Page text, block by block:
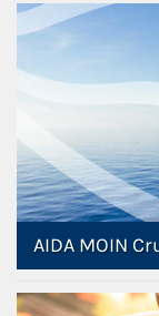
AIDA MOIN